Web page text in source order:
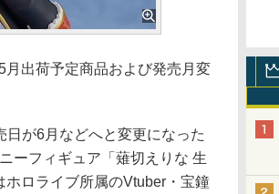
出荷予定商品および発売月変
が6月などへと変更になった
ーフィギュア「薙切えりな 生
ホロライブ所属のVtuber・宝鐘